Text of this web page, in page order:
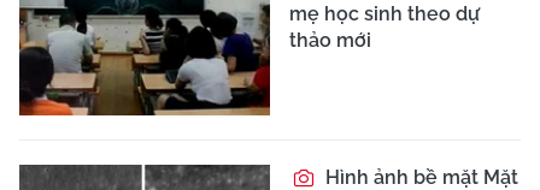
mẹ học sinh theo dự
thảo mới
Hình ảnh bề mặt Mặt